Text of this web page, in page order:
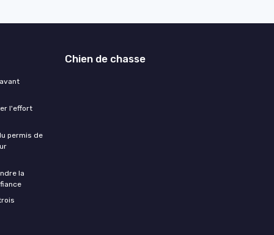
l'effort
permis de
la
Chien de chasse